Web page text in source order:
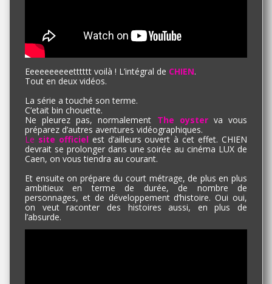
Eeeeeeeeeetttttt voilà ! L’intégral de CHIEN.
Tout en deux vidéos.
La série a touché son terme.
C’etait bin chouette.
Ne pleurez pas, normalement The oysterva vous
préparez d’autres aventures vidéographiques.
Lesite officiel est d’ailleurs ouvert à cet effet. CHIEN
devrait se prolonger dans une soirée au cinéma LUX de
Caen, on vous tiendra au courant.
Et ensuite on prépare du court métrage, de plus en plus
ambitieux en terme de durée, de nombre de
personnages, et de développement d’histoire. Oui oui,
on veut raconter des histoires aussi, en plus de
l’absurde.